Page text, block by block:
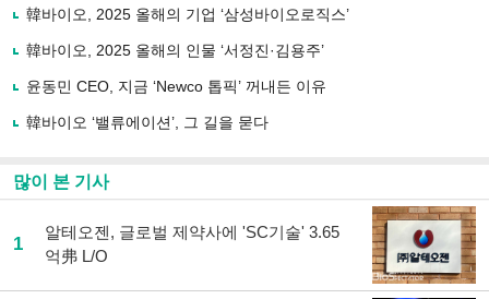
사
유
기
韓바이오, 2025 올해의 기업 ‘삼성바이오로직스’
韓바이오, 2025 올해의 인물 ‘서정진·김용주’
윤동민 CEO, 지금 ‘Newco 톱픽’ 꺼내든 이유
韓바이오 ‘밸류에이션’, 그 길을 묻다
많이 본 기사
1
알테오젠, 글로벌 제약사에 'SC기술' 3.65
억弗 L/O